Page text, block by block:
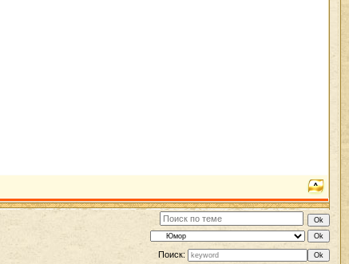
Поиск: